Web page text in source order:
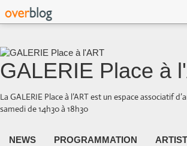
GALERIE Place à
La GALERIE Place à l’ART est un espace associatif
samedi de 14h30 à 18h30
NEWS PROGRAMMATION